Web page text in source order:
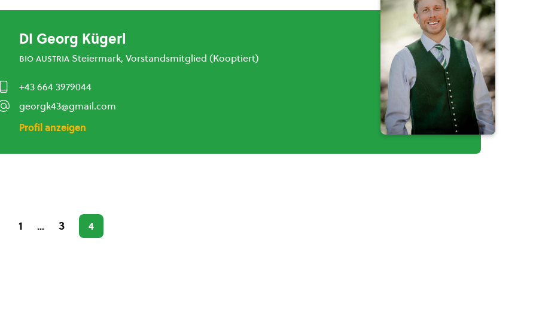
DI Georg Kügerl
bio austria Steiermark, Vorstandsmitglied (Kooptiert)
+43 664 3979044
georgk43@gmail.com
Profil anzeigen
1 … 3 4